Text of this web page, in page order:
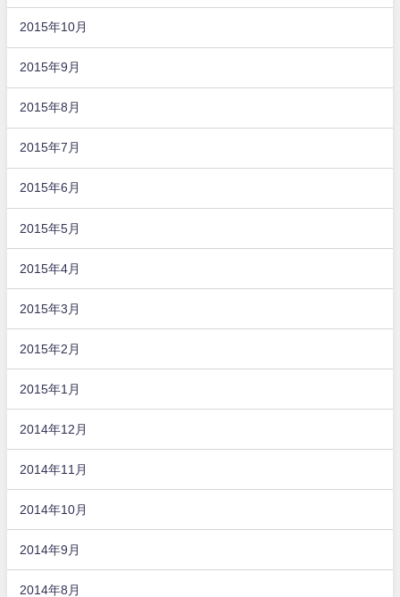
2015年10月
2015年9月
2015年8月
2015年7月
2015年6月
2015年5月
2015年4月
2015年3月
2015年2月
2015年1月
2014年12月
2014年11月
2014年10月
2014年9月
2014年8月